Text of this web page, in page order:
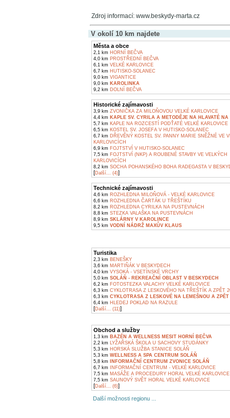
Zdroj informací: www.beskydy-marta.cz
V okolí 10 km najdete
Města a obce
2,1 km HORNÍ BEČVA
4,0 km PROSTŘEDNÍ BEČVA
6,1 km VELKÉ KARLOVICE
6,7 km HUTISKO-SOLANEC
9,0 km VIGANTICE
9,0 km KAROLINKA
9,2 km DOLNÍ BEČVA
Historické zajímavosti
3,9 km ZVONIČKA ZA MILOŇOVOU VELKÉ KARLOVICE
4,4 km KAPLE SV. CYRILA A METODĚJE NA HLAVATÉ NA
5,7 km KAPLE NA ROZCESTÍ PODŤATÉ VELKÉ KARLOVICE
6,5 km KOSTEL SV. JOSEFA V HUTISKO-SOLANEC
6,7 km DŘEVĚNÝ KOSTEL SV. PANNY MARIE SNĚŽNÉ VE
KARLOVICÍCH
6,9 km FOJTSTVÍ V HUTISKO-SOLANEC
7,5 km FOJTSTVÍ (NKP) A ROUBENÉ STAVBY VE VELKÝCH
KARLOVICÍCH
8,2 km SOCHA POHANSKÉHO BOHA RADEGASTA V
[Další... (4)]
Technické zajímavosti
4,6 km ROZHLEDNA MILOŇOVÁ - VELKÉ KARLOVICE
6,6 km ROZHLEDNA ČARTÁK U TŘEŠTÍKU
8,2 km ROZHLEDNA CYRILKA NA PUSTEVNÁCH
8,8 km STEZKA VALAŠKA NA PUSTEVNÁCH
8,9 km SKLÁRNY V KAROLINCE
9,5 km VODNÍ NÁDRŽ MAXŮV KLAUS
Turistika
2,3 km BENEŠKY
3,6 km MARTIŇÁK V BESKYDECH
4,0 km VYSOKÁ - VSETÍNSKÉ VRCHY
5,0 km SOLÁŇ - REKREAČNÍ OBLAST V BESKYDECH
6,2 km FOTOSTEZKA VALACHY VELKÉ KARLOVICE
6,3 km CYKLOTRASA Z LESKOVÉHO NA TŘEŠTÍK A ZPĚT
6,3 km CYKLOTRASA Z LESKOVÉ NA LEMEŠNOU A ZPĚT
6,4 km HLEDEJ POKLAD NA RAZULE
[Další... (11)]
Obchod a služby
1,3 km BAZÉN A WELLNESS MESIT HORNÍ BEČVA
2,2 km LYŽAŘSKÁ ŠKOLA U SACHOVY STUDÁNKY
5,3 km HORSKÁ SLUŽBA STANICE SOLÁŇ
5,3 km WELLNESS A SPA CENTRUM SOLÁŇ
5,8 km
INFORMAČNÍ CENTRUM ZVONICE SOLÁŇ
6,7 km INFORMAČNÍ CENTRUM - VELKÉ KARLOVICE
7,5 km MASÁŽE A PROCEDURY HORAL VELKÉ KARLOVICE
7,5 km SAUNOVÝ SVĚT HORAL VELKÉ KARLOVICE
[Další... (6)]
Další možnosti regionu ...